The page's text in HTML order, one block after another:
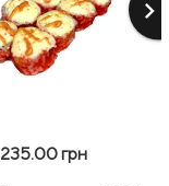
keyboard_arrow_right
235.00 грн